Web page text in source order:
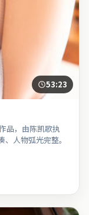
53:23
品，由陈凯歌执
人物弧光完整。